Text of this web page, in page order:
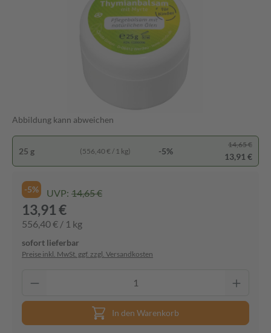
Abbildung kann abweichen
25 g (556,40 € / 1 kg) -5%
14,65 €
13,91 €
-5% UVP: 14,65 €
13,91 €
556,40 € / 1 kg
sofort lieferbar
Preise inkl. MwSt. ggf. zzgl. Versandkosten
In den Warenkorb